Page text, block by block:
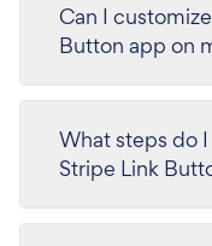
Can I
Button app on
What steps do
Stripe Link